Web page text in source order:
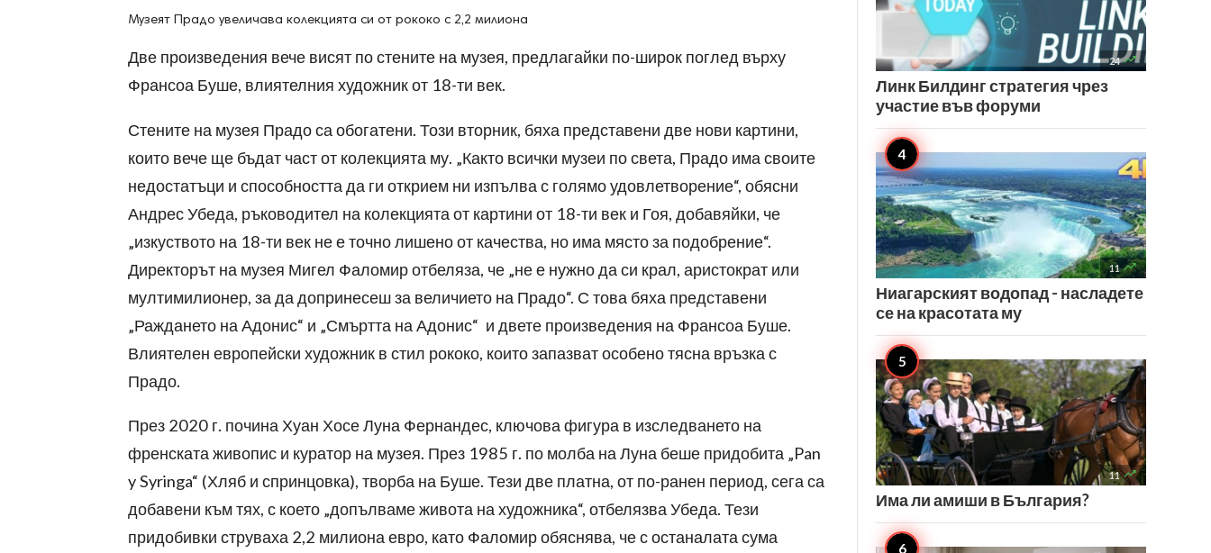
Музеят Прадо увеличава колекцията си от рококо с 2,2 милиона
Две произведения вече висят по стените на музея, предлагайки по-широк поглед върху
Франсоа Буше, влиятелния художник от 18-ти век.
Стените на музея Прадо са обогатени. Този вторник, бяха представени две нови картини,
които вече ще бъдат част от колекцията му. „Както всички музеи по света, Прадо има своите
недостатъци и способността да ги открием ни изпълва с голямо удовлетворение“, обясни
Андрес Убеда, ръководител на колекцията от картини от 18-ти век и Гоя, добавяйки, че
„изкуството на 18-ти век не е точно лишено от качества, но има място за подобрение“.
Директорът на музея Мигел Фаломир отбеляза, че „не е нужно да си крал, аристократ или
мултимилионер, за да допринесеш за величието на Прадо“. С това бяха представени
„Раждането на Адонис“ и „Смъртта на Адонис“ и двете произведения на Франсоа Буше.
Влиятелен европейски художник в стил рококо, които запазват особено тясна връзка с
Прадо.
През 2020 г. почина Хуан Хосе Луна Фернандес, ключова фигура в изследването на
френската живопис и куратор на музея. През 1985 г. по молба на Луна беше придобита „Pan
y Syringa“ (Хляб и спринцовка), творба на Буше. Тези две платна, от по-ранен период, сега са
добавени към тях, с което „допълваме живота на художника“, отбелязва Убеда. Тези
придобивки струваха 2,2 милиона евро, като Фаломир обяснява, че с останалата сума
24 
Линк Билдинг стратегия чрез
участие във форуми
11 
Ниагарският водопад - насладете
се на красотата му
11 
Има ли амиши в България?